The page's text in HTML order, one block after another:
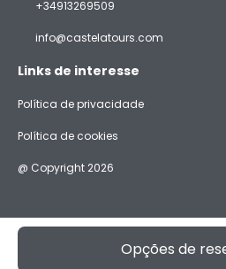
Opções de
+34913269509
info@castelatours.com
Links de interesse
Política de privacidade
Política de cookies
@ Copyright 2026